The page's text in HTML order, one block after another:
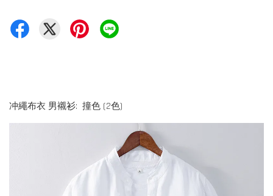
冲繩布衣 男襯衫: 撞色 (2色)